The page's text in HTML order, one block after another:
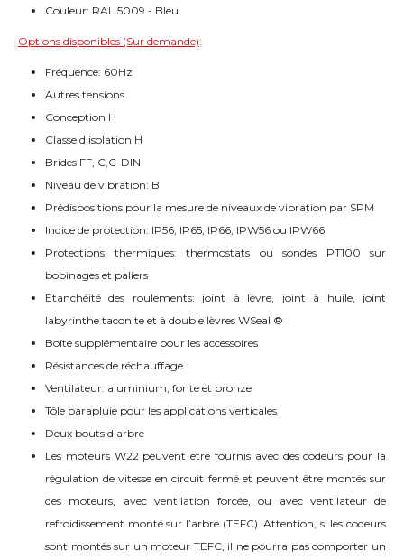
Couleur: RAL 5009 - Bleu
Options disponibles (Sur demande):
Fréquence: 60Hz
Autres tensions
Conception H
Classe d'isolation H
Brides FF, C,C-DIN
Niveau de vibration: B
Prédispositions pour la mesure de niveaux de vibration par SPM
Indice de protection: IP56, IP65, IP66, IPW56 ou IPW66
Protections thermiques: thermostats ou sondes PT100 sur
bobinages et paliers
Etanchéité des roulements: joint à lèvre, joint à huile, joint
labyrinthe taconite et à double lèvres WSeal ®
Boîte supplémentaire pour les accessoires
Résistances de réchauffage
Ventilateur: aluminium, fonte et bronze
Tôle parapluie pour les applications verticales
Deux bouts d'arbre
Les moteurs W22 peuvent être fournis avec des codeurs pour la
régulation de vitesse en circuit fermé et peuvent être montés sur
des moteurs, avec ventilation forcée, ou avec ventilateur de
refroidissement monté sur l’arbre (TEFC). Attention, si les codeurs
sont montés sur un moteur TEFC, il ne pourra pas comporter un